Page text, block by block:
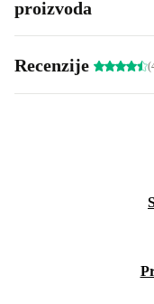
proizvoda
Recenzije